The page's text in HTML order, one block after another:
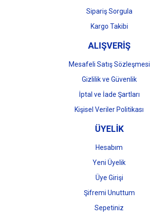
Gönder
Sipariş Sorgula
Kargo Takibi
ALIŞVERİŞ
Mesafeli Satış Sözleşmesi
Gizlilik ve Güvenlik
İptal ve İade Şartları
Kişisel Veriler Politikası
ÜYELİK
Hesabım
Yeni Üyelik
Üye Girişi
Şifremi Unuttum
Sepetiniz